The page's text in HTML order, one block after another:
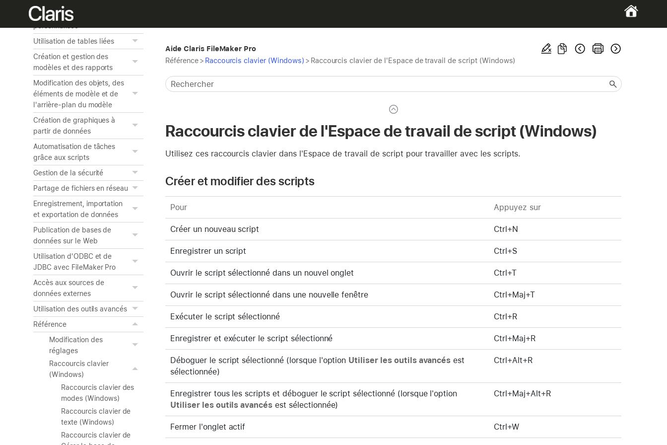
Création d'une app
Utilisation de tables liées
Création et gestion des
modèles et des rapports
Modification des objets, des
éléments de modèle et de
l'arrière-plan du modèle
Création de graphiques à
partir de données
Automatisation de tâches
grâce aux scripts
Gestion de la sécurité
Partage de fichiers en réseau
Enregistrement, importation
et exportation de données
Publication de bases de
données sur le Web
Utilisation d'ODBC et de
JDBC avec FileMaker Pro
Accès aux sources de
données externes
Utilisation des outils avancés
Référence
Modification des
réglages
Raccourcis clavier
(Windows)
Raccourcis clavier des
modes (Windows)
Raccourcis clavier de
texte (Windows)
Raccourcis clavier de
Aide Claris FileMaker Pro
Référence> Raccourcis clavier (Windows) > Raccourcis clavier de l'Espace de travail de script (Windows)
Raccourcis clavier de l'Espace de travail de script (Windows)
Utilisez ces raccourcis clavier dans l'Espace de travail de script pour travailler avec les scripts.
Créer et modifier des scripts
Pour Appuyez sur
Créer un nouveau script Ctrl+N
Enregistrer un script Ctrl+S
Ouvrir le script sélectionné dans un nouvel onglet Ctrl+T
Ouvrir le script sélectionné dans une nouvelle fenêtre Ctrl+Maj+T
Exécuter le script sélectionné Ctrl+R
Enregistrer et exécuter le script sélectionné Ctrl+Maj+R
Déboguer le script sélectionné (lorsque l'option Utiliser les outils avancés est
sélectionnée)
Ctrl+Alt+R
Enregistrer tous les scripts et déboguer le script sélectionné (lorsque l'option
Utiliser les outils avancés est sélectionnée)
Ctrl+Maj+Alt+R
Fermer l'onglet actif Ctrl+W